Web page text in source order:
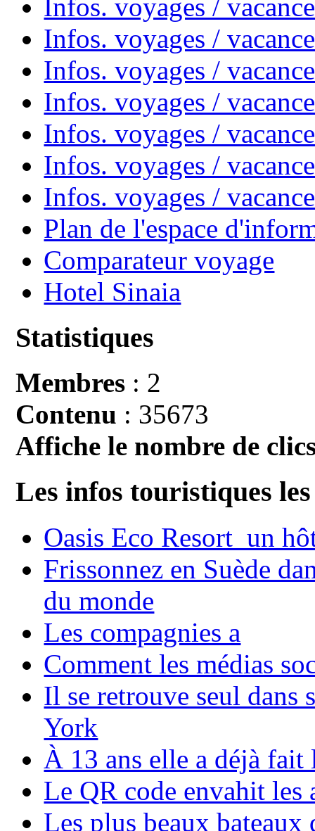
Infos. voyages /
Infos. voyages /
Infos. voyages /
Infos. voyages /
Infos. voyages /
Infos. voyages /
Infos. voyages /
Plan de l'espace
Comparateur voyage
Hotel Sinaia
Statistiques
Membres : 2
Contenu : 35673
Affiche le nombre de
Les infos touristiques
Oasis Eco Resort un
Frissonnez en Suède
du monde
Les compagnies a
Comment les médias
Il se retrouve seul dans
York
À 13 ans elle a déjà
Le QR code envahit les
Les plus beaux bateaux